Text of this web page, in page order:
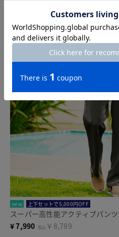
new 上下セットで5,000円OFF
スーパー高性能アクティブパン
¥7,990 税込 ￥8,789